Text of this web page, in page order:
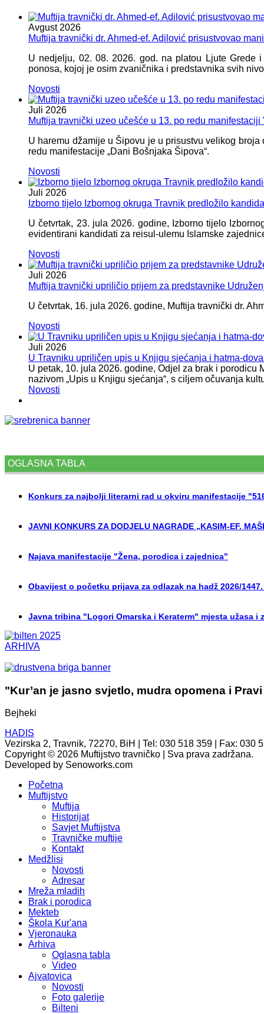
Avgust 2026
Muftija travnički dr. Ahmed-ef. Adilović prisustvovao
U nedjelju, 02. 08. 2026. god. na platou Ljute
ponosa, kojoj je osim zvaničnika i predstavnika svih
Novosti
Juli 2026
Muftija travnički uzeo učešće u 13. po redu
U haremu džamije u Šipovu je u prisustvu velikog
redu manifestacije „Dani Bošnjaka Šipova“.
Novosti
Juli 2026
Izborno tijelo Izbornog okruga Travnik predložilo
U četvrtak, 23. jula 2026. godine, Izborno tijelo
evidentirani kandidati za reisul-ulemu Islamske
Novosti
Juli 2026
Muftija travnički upriličio prijem za predstavnike
U četvrtak, 16. jula 2026. godine, Muftija travnički dr.
Novosti
Juli 2026
U Travniku upriličen upis u Knjigu sjećanja i hatma-
U petak, 10. jula 2026. godine, Odjel za brak i
nazivom „Upis u Knjigu sjećanja“, s ciljem očuvanja
Novosti
OGLASNA TABLA
Konkurs za najbolji literarni rad u okviru manifestacije
JAVNI KONKURS ZA DODJELU NAGRADE „KASIM-EF.
Najava manifestacije "Žena, porodica i zajednica"
Obavijest o početku prijava za odlazak na hadž 2026/
Javna tribina "Logori Omarska i Keraterm" mjesta užasa i
ARHIVA
"Kur’an je jasno svjetlo, mudra opomena i
Bejheki
HADIS
Vezirska 2, Travnik, 72270, BiH | Tel: 030 518 359 | Fax: 030
Copyright © 2026 Muftijstvo travničko | Sva prava zadržana.
Developed by Senoworks.com
Početna
Muftijstvo
Muftija
Historijat
Savjet Muftijstva
Travničke muftije
Kontakt
Medžlisi
Novosti
Adresar
Mreža mladih
Brak i porodica
Mekteb
Škola Kur'ana
Vjeronauka
Arhiva
Oglasna tabla
Video
Ajvatovica
Novosti
Foto galerije
Bilteni